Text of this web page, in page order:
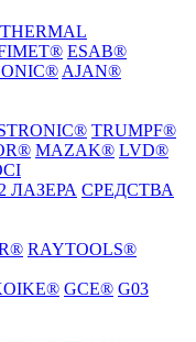
THERMAL
ESAB®
AJAN®
TRUMPF®
MAZAK® LVD®
ЛАЗЕРА СРЕДСТВА
RAYTOOLS®
GCE® G03